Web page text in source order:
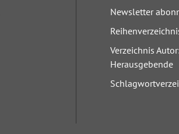
Newsletter
Verzeichnis
Herausgebende